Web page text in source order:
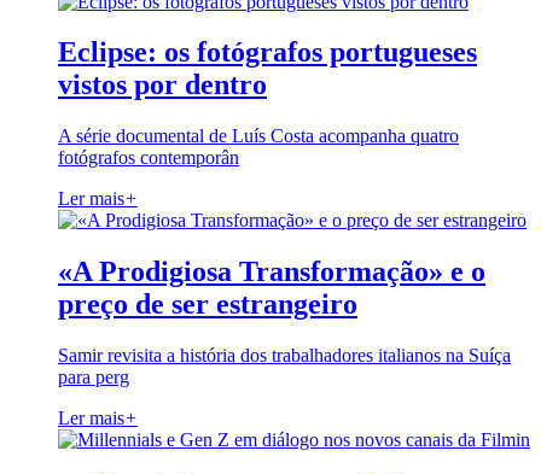
Eclipse: os fotógrafos portugueses
vistos por dentro
A série documental de Luís Costa acompanha quatro
fotógrafos contemporân
Ler mais+
«A Prodigiosa Transformação» e o
preço de ser estrangeiro
Samir revisita a história dos trabalhadores italianos na Suíça
para perg
Ler mais+